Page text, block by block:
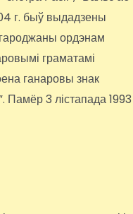
г. быў выдадзены
ордэнам
граматамі
ганаровы знак
3 лістапада 1993